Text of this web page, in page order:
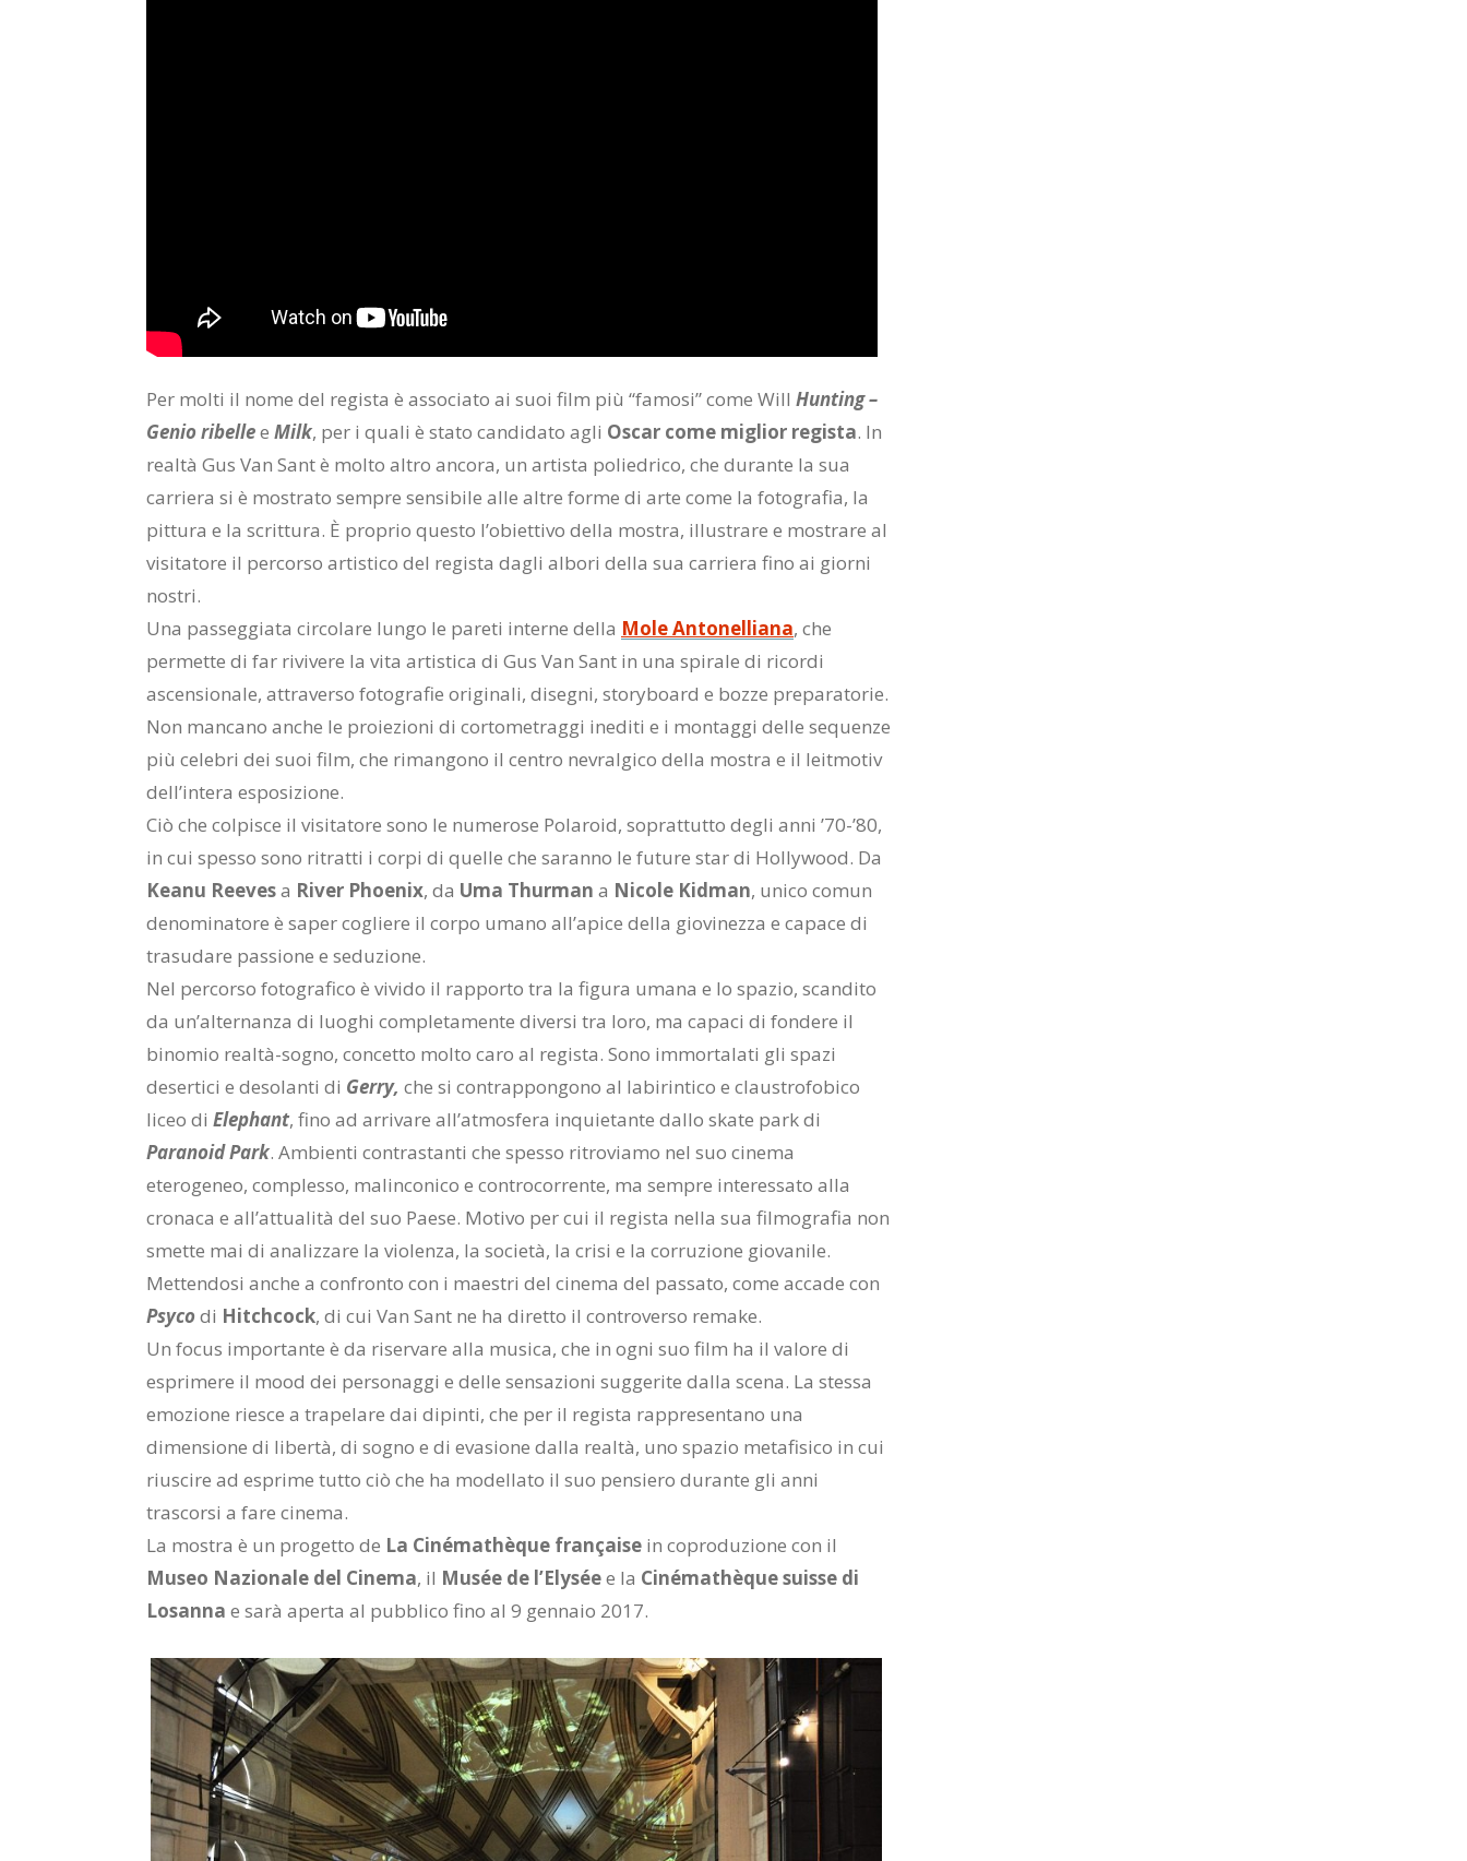
Per molti il nome del regista è associato ai suoi film più “famosi” come Will Hunting –
Genio ribellee Milk, per i quali è stato candidato agli Oscar come miglior regista. In
realtà Gus Van Sant è molto altro ancora, un artista poliedrico, che durante la sua
carriera si è mostrato sempre sensibile alle altre forme di arte come la fotografia, la
pittura e la scrittura. È proprio questo l’obiettivo della mostra, illustrare e mostrare al
visitatore il percorso artistico del regista dagli albori della sua carriera fino ai giorni
nostri.
Una passeggiata circolare lungo le pareti interne della Mole Antonelliana, che
permette di far rivivere la vita artistica di Gus Van Sant in una spirale di ricordi
ascensionale, attraverso fotografie originali, disegni, storyboard e bozze preparatorie.
Non mancano anche le proiezioni di cortometraggi inediti e i montaggi delle sequenze
più celebri dei suoi film, che rimangono il centro nevralgico della mostra e il leitmotiv
dell’intera esposizione.
Ciò che colpisce il visitatore sono le numerose Polaroid, soprattutto degli anni ’70-’80,
in cui spesso sono ritratti i corpi di quelle che saranno le future star di Hollywood. Da
Keanu Reevesa River Phoenix, da Uma Thurman a Nicole Kidman, unico comun
denominatore è saper cogliere il corpo umano all’apice della giovinezza e capace di
trasudare passione e seduzione.
Nel percorso fotografico è vivido il rapporto tra la figura umana e lo spazio, scandito
da un’alternanza di luoghi completamente diversi tra loro, ma capaci di fondere il
binomio realtà-sogno, concetto molto caro al regista. Sono immortalati gli spazi
desertici e desolanti di Gerry, che si contrappongono al labirintico e claustrofobico
liceo di Elephant, fino ad arrivare all’atmosfera inquietante dallo skate park di
Paranoid Park. Ambienti contrastanti che spesso ritroviamo nel suo cinema
eterogeneo, complesso, malinconico e controcorrente, ma sempre interessato alla
cronaca e all’attualità del suo Paese. Motivo per cui il regista nella sua filmografia non
smette mai di analizzare la violenza, la società, la crisi e la corruzione giovanile.
Mettendosi anche a confronto con i maestri del cinema del passato, come accade con
Psycodi Hitchcock, di cui Van Sant ne ha diretto il controverso remake.
Un focus importante è da riservare alla musica, che in ogni suo film ha il valore di
esprimere il mood dei personaggi e delle sensazioni suggerite dalla scena. La stessa
emozione riesce a trapelare dai dipinti, che per il regista rappresentano una
dimensione di libertà, di sogno e di evasione dalla realtà, uno spazio metafisico in cui
riuscire ad esprime tutto ciò che ha modellato il suo pensiero durante gli anni
trascorsi a fare cinema.
La mostra è un progetto de La Cinémathèque française in coproduzione con il
Museo Nazionale del Cinema, il Musée de l’Elyséee la Cinémathèque suisse di
Losanna e sarà aperta al pubblico fino al 9 gennaio 2017.